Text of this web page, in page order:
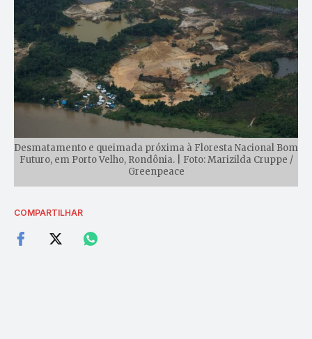
Desmatamento e queimada próxima à Floresta Nacional Bom
Futuro, em Porto Velho, Rondônia. | Foto: Marizilda Cruppe /
Greenpeace
COMPARTILHAR